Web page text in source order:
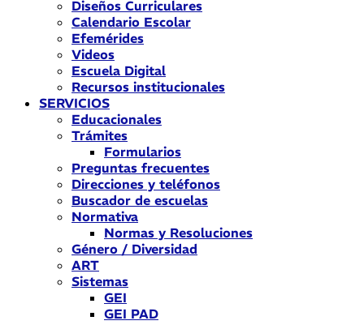
Diseños Curriculares
Calendario Escolar
Efemérides
Videos
Escuela Digital
Recursos institucionales
SERVICIOS
Educacionales
Trámites
Formularios
Preguntas frecuentes
Direcciones y teléfonos
Buscador de escuelas
Normativa
Normas y Resoluciones
Género / Diversidad
ART
Sistemas
GEI
GEI PAD